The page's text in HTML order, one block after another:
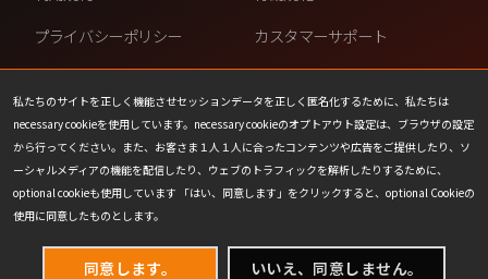
私たちのサイトを正しく機能させセッションデータを正しく匿名化するために、私たちは
necessary cookieを使用しています。necessary cookieのオプトアウト設定は、ブラウザの設定
から行ってください。また、お客さま１人１人に合ったコンテンツや広告をご提供したり、ソ
ーシャルメディアの機能を配信したり、ウェブのトラフィックを解析したりするために、
optional cookieも使用しています 「はい、同意します」をクリックすると、optional Cookieの
使用に同意したものとします。
同意します。 いいえ、同意しません。
プライバシーポリシー
カスタマーサポート
ファンコンテンツ・ポリシー
個人情報の販売や共有を許可し
ない
COOKIE
プレスリリース
会社情報
お問い合わせ